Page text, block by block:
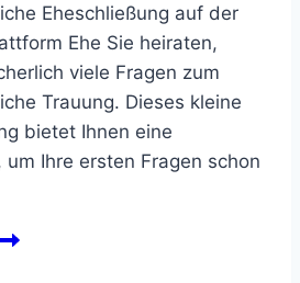
Eheschließung auf der
Ehe Sie heiraten,
viele Fragen zum
Trauung. Dieses kleine
bietet Ihnen eine
Ihre ersten Fragen schon